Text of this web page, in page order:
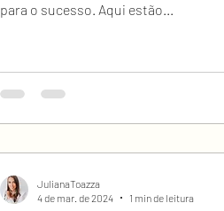
para o sucesso. Aqui estão...
JulianaToazza
4 de mar. de 2024
1 min de leitura